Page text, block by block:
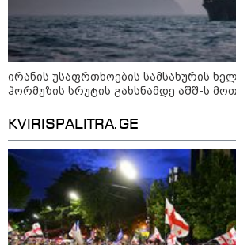
მორიგი
ქარხანაზე -
ცნობილი
ირანის უსაფრთხოების სამსახურის
ჰორმუზის სრუტის გახსნამდე აშშ-ს
KVIRISPALITRA.GE